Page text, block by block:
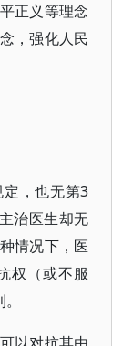
正义等理念
，强化人民
，也无第3
治医生却无
情况下，医
权（或不服